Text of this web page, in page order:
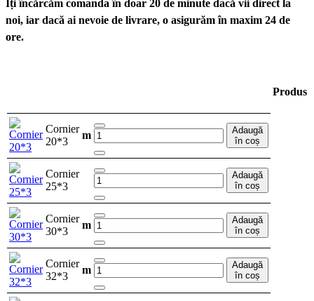
Îți încărcăm comanda în doar 20 de minute dacă vii direct la
noi, iar dacă ai nevoie de livrare, o asigurăm în maxim 24 de
ore.
Produs
Cornier
20*3
m
Adaugă
în coș
Cornier
25*3
Adaugă
în coș
Cornier
30*3
m
Adaugă
în coș
Cornier
32*3
m
Adaugă
în coș